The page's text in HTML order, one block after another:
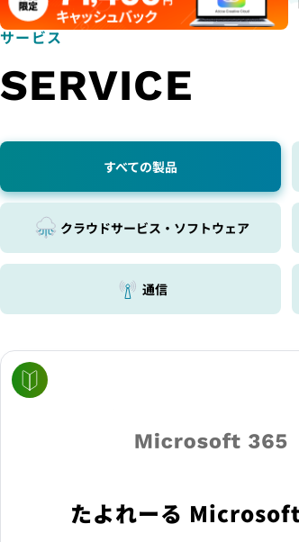
サービス
SERVICE
すべての製品
クラウドサービス・ソフトウェア
通信
たよれーる